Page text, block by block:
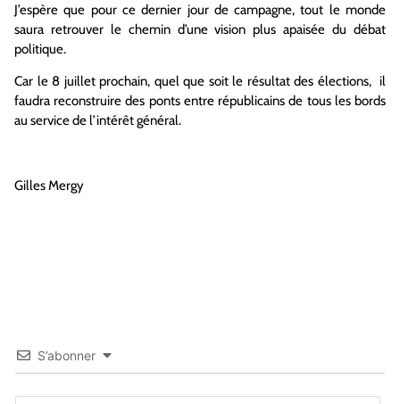
J’espère que pour ce dernier jour de campagne, tout le monde
saura retrouver le chemin d’une vision plus apaisée du débat
politique.
Car le 8 juillet prochain, quel que soit le résultat des élections, il
faudra reconstruire des ponts entre républicains de tous les bords
au service de l’intérêt général.
Gilles Mergy
S’abonner